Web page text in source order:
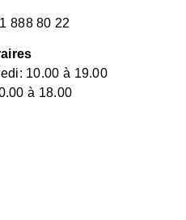
888 80 22
10.00 à 19.00
à 18.00